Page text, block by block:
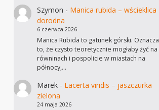
Szymon - Manica rubida – wścieklica
dorodna
6 czerwca 2026
Manica Rubida to gatunek górski. Oznacza
to, że czysto teoretycznie mogłaby żyć na
równinach i pospolicie w miastach na
północy,…
Marek- Lacerta viridis – jaszczurka
zielona
24 maja 2026